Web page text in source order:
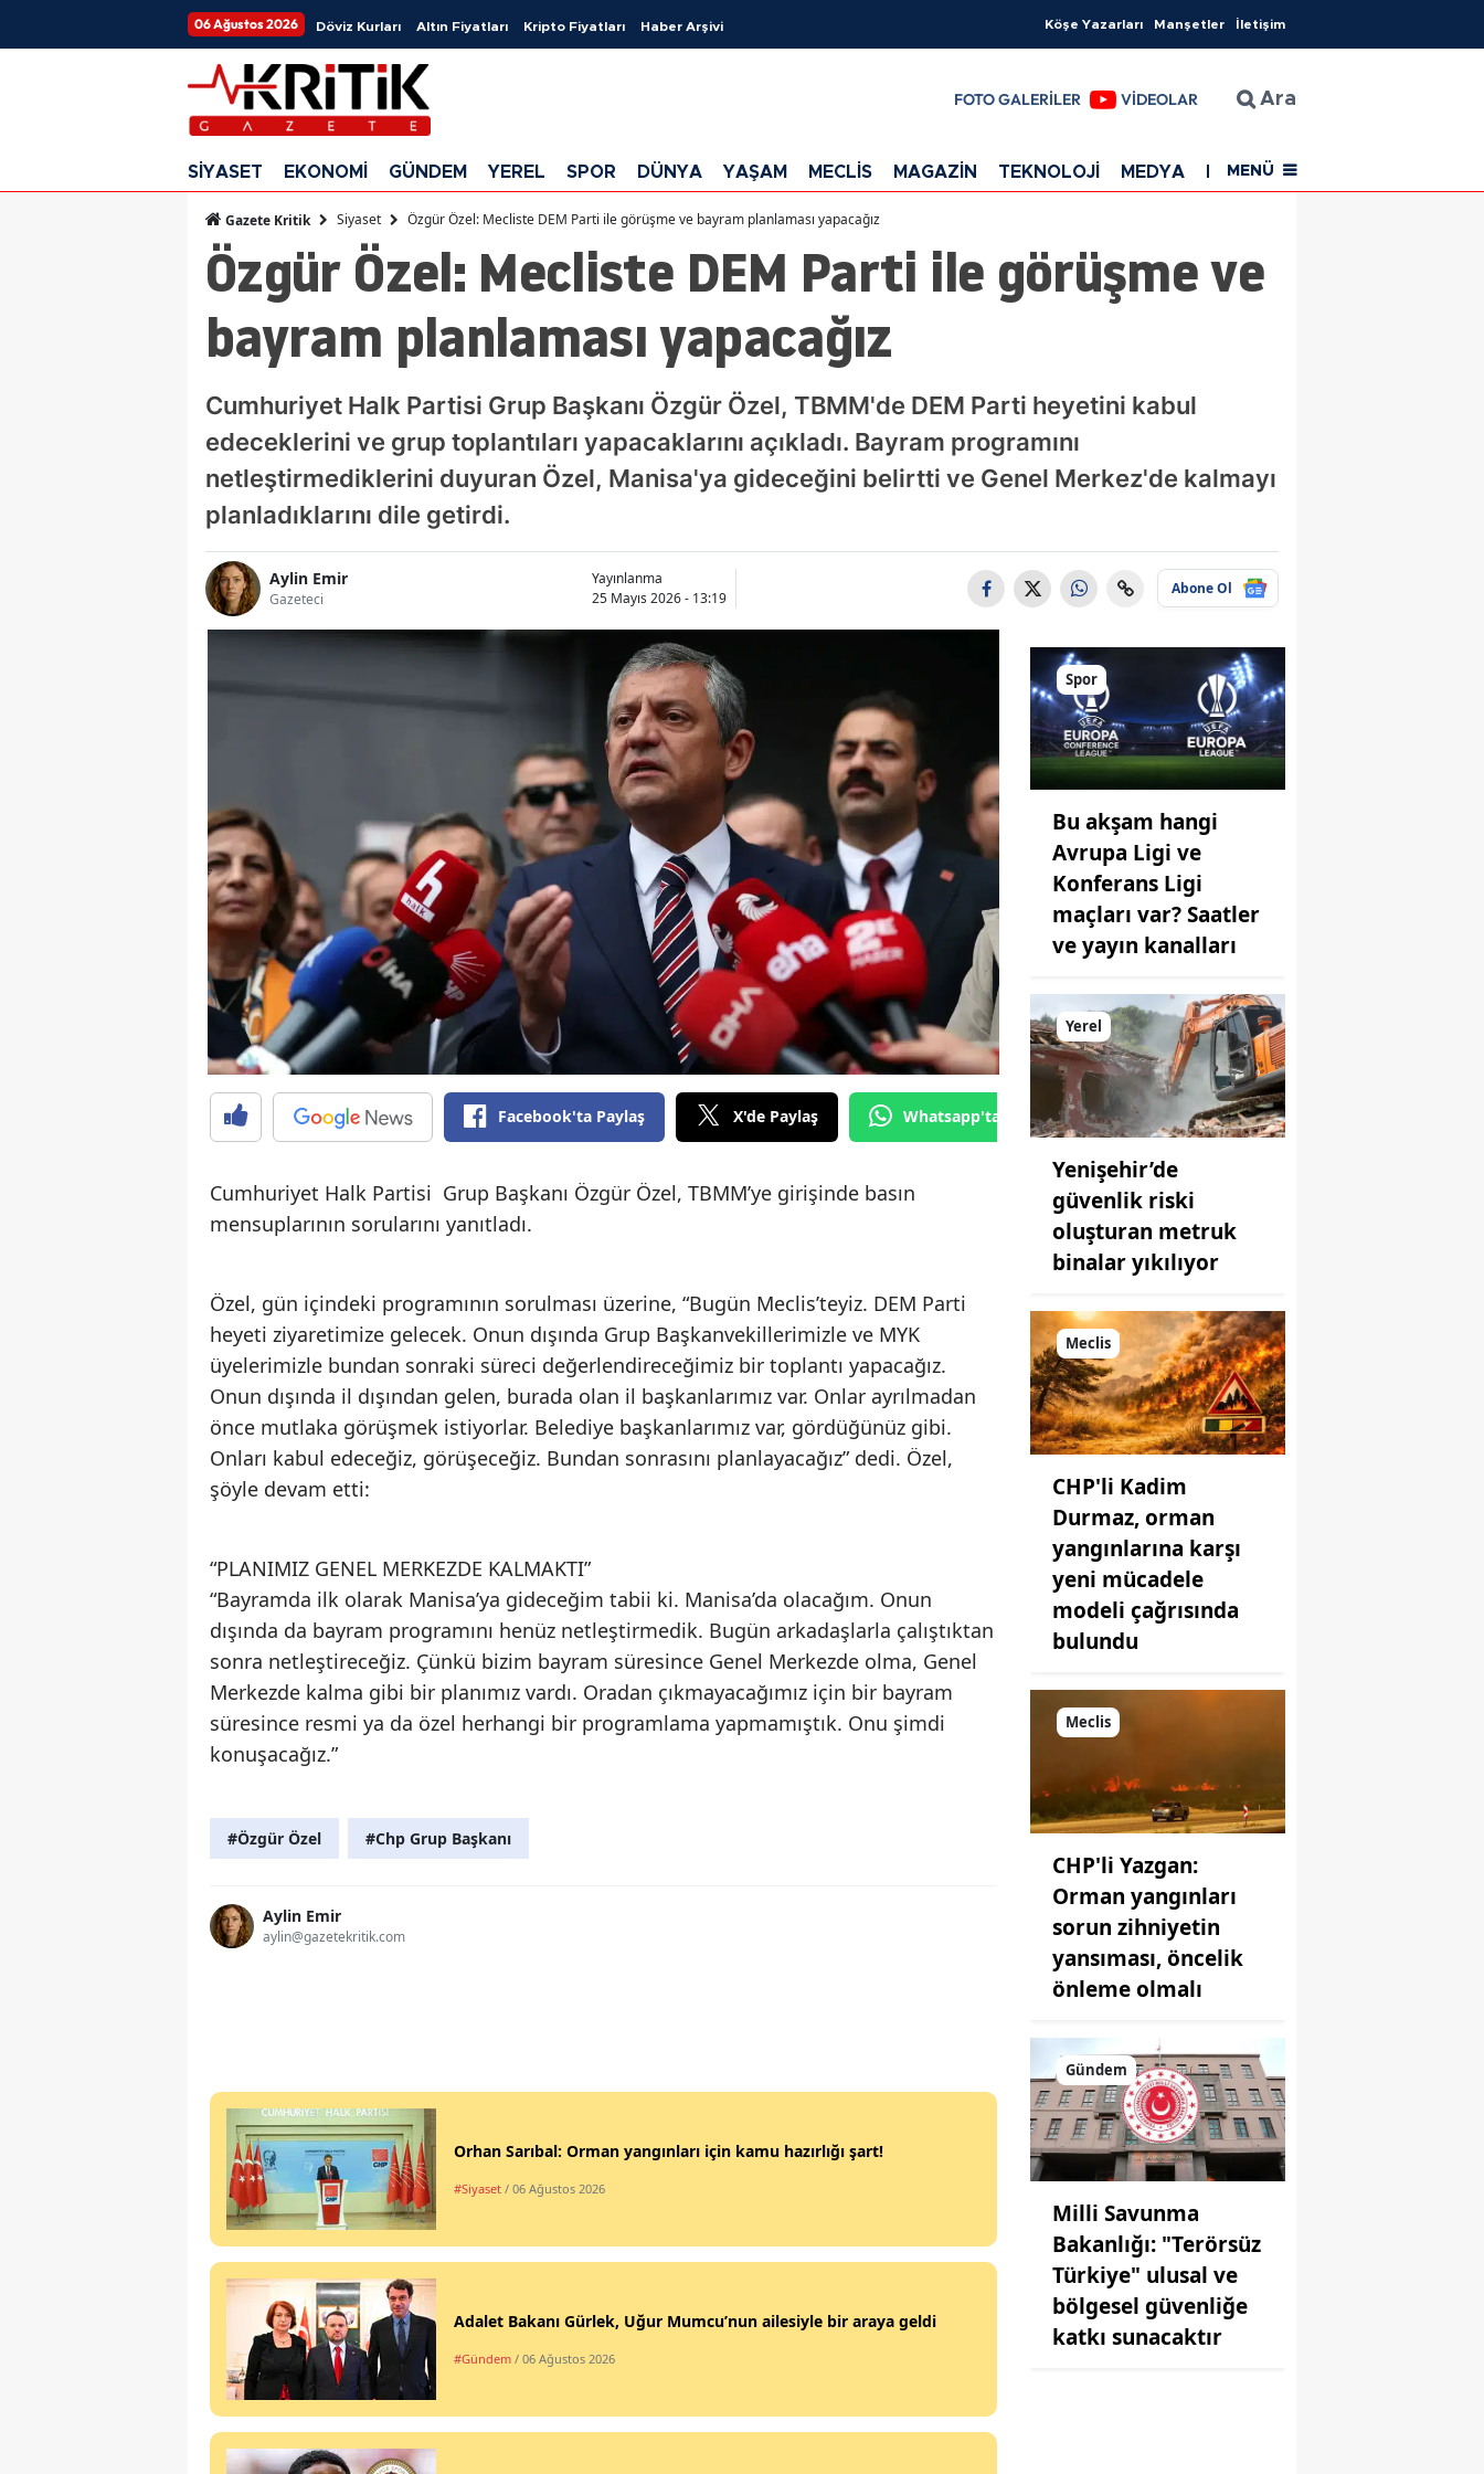
06 Ağustos 2026 Döviz Kurları Altın Fiyatları Kripto Fiyatları Haber Arşivi Köşe Yazarları Manşetler İletişim
FOTO GALERİLER VİDEOLAR Ara
SİYASET EKONOMİ GÜNDEM YEREL SPOR DÜNYA YAŞAM MECLİS MAGAZİN TEKNOLOJİ MEDYA EĞİTİM SAĞLIK
MENÜ
Gazete Kritik Siyaset Özgür Özel: Mecliste DEM Parti ile görüşme ve bayram planlaması yapacağız
Özgür Özel: Mecliste DEM Parti ile görüşme ve
bayram planlaması yapacağız
Cumhuriyet Halk Partisi Grup Başkanı Özgür Özel, TBMM'de DEM Parti heyetini kabul
edeceklerini ve grup toplantıları yapacaklarını açıkladı. Bayram programını
netleştirmediklerini duyuran Özel, Manisa'ya gideceğini belirtti ve Genel Merkez'de kalmayı
planladıklarını dile getirdi.
Aylin Emir
Gazeteci
Yayınlanma
25 Mayıs 2026 - 13:19
Abone Ol
Facebook'ta Paylaş X'de Paylaş Whatsapp'tan Gönder
Cumhuriyet Halk Partisi Grup Başkanı Özgür Özel, TBMM’ye girişinde basın
mensuplarının sorularını yanıtladı.
Özel, gün içindeki programının sorulması üzerine, “Bugün Meclis’teyiz. DEM Parti
heyeti ziyaretimize gelecek. Onun dışında Grup Başkanvekillerimizle ve MYK
üyelerimizle bundan sonraki süreci değerlendireceğimiz bir toplantı yapacağız.
Onun dışında il dışından gelen, burada olan il başkanlarımız var. Onlar ayrılmadan
önce mutlaka görüşmek istiyorlar. Belediye başkanlarımız var, gördüğünüz gibi.
Onları kabul edeceğiz, görüşeceğiz. Bundan sonrasını planlayacağız” dedi. Özel,
şöyle devam etti:
“PLANIMIZ GENEL MERKEZDE KALMAKTI”
“Bayramda ilk olarak Manisa’ya gideceğim tabii ki. Manisa’da olacağım. Onun
dışında da bayram programını henüz netleştirmedik. Bugün arkadaşlarla çalıştıktan
sonra netleştireceğiz. Çünkü bizim bayram süresince Genel Merkezde olma, Genel
Merkezde kalma gibi bir planımız vardı. Oradan çıkmayacağımız için bir bayram
süresince resmi ya da özel herhangi bir programlama yapmamıştık. Onu şimdi
konuşacağız.”
#Özgür Özel #Chp Grup Başkanı
Aylin Emir
aylin@gazetekritik.com
Orhan Sarıbal: Orman yangınları için kamu hazırlığı şart!
#Siyaset / 06 Ağustos 2026
Adalet Bakanı Gürlek, Uğur Mumcu’nun ailesiyle bir araya geldi
#Gündem / 06 Ağustos 2026
Spor
Bu akşam hangi
Avrupa Ligi ve
Konferans Ligi
maçları var? Saatler
ve yayın kanalları
Yerel
Yenişehir’de
güvenlik riski
oluşturan metruk
binalar yıkılıyor
Meclis
CHP'li Kadim
Durmaz, orman
yangınlarına karşı
yeni mücadele
modeli çağrısında
bulundu
Meclis
CHP'li Yazgan:
Orman yangınları
sorun zihniyetin
yansıması, öncelik
önleme olmalı
Gündem
Milli Savunma
Bakanlığı: "Terörsüz
Türkiye" ulusal ve
bölgesel güvenliğe
katkı sunacaktır